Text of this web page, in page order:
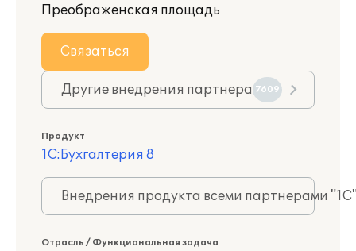
Преображенская площадь
Связаться
Другие внедрения партнера 7609
Продукт
1С:Бухгалтерия 8
Внедрения продукта всеми партнерами
Отрасль / Функциональная задача